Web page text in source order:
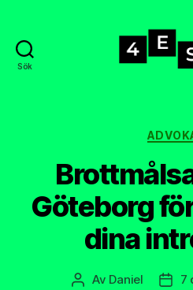
Sök
Göteborg
dina
Inläggsförfattare
Av Daniel 7